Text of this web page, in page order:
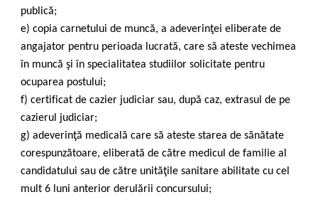
publică;
e) copia carnetului de muncă, a adeverinţei eliberate de
angajator pentru perioada lucrată, care să ateste vechimea
în muncă şi în specialitatea studiilor solicitate pentru
ocuparea postului;
f) certificat de cazier judiciar sau, după caz, extrasul de pe
cazierul judiciar;
g) adeverinţă medicală care să ateste starea de sănătate
corespunzătoare, eliberată de către medicul de familie al
candidatului sau de către unităţile sanitare abilitate cu cel
mult 6 luni anterior derulării concursului;